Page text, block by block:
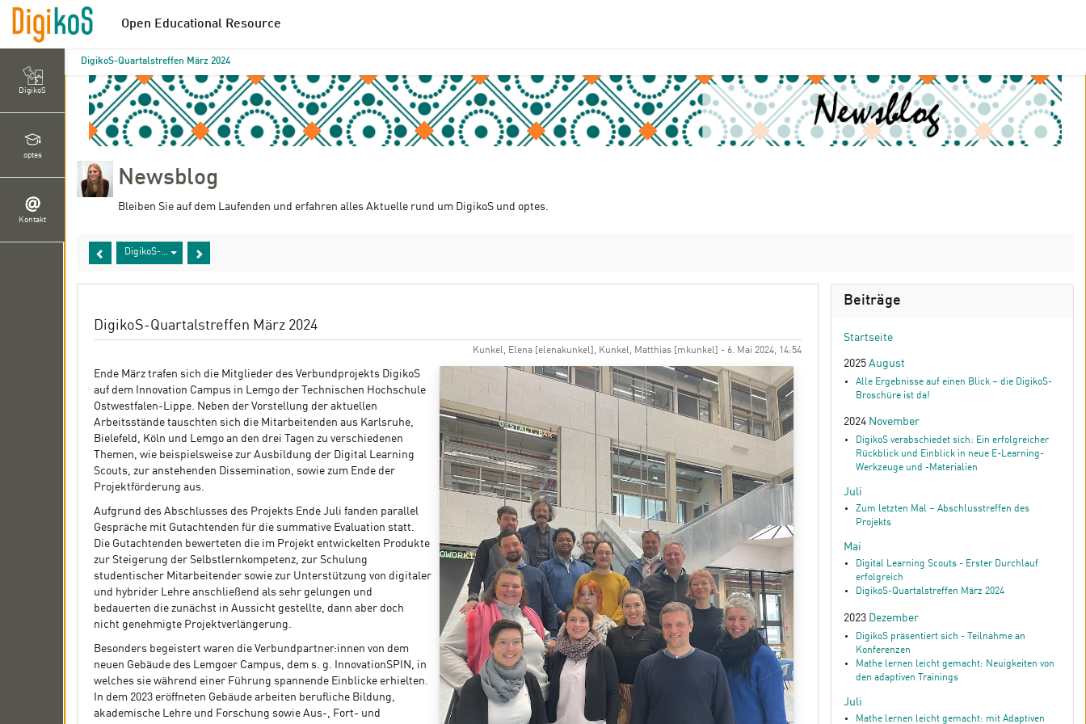
Open Educational Resource
DigikoS
optes
Kontakt
DigikoS-Quartalstreffen März 2024
Newsblog
Bleiben Sie auf dem Laufenden und erfahren alles Aktuelle rund um DigikoS und optes.
DigikoS-Quartalstreffen März 2024
DigikoS-Quartalstreffen März 2024
Kunkel, Elena [elenakunkel], Kunkel, Matthias [mkunkel] - 6. Mai 2024, 14:54
Ende März trafen sich die Mitglieder des Verbundprojekts DigikoS
auf dem Innovation Campus in Lemgo der Technischen Hochschule
Ostwestfalen-Lippe. Neben der Vorstellung der aktuellen
Arbeitsstände tauschten sich die Mitarbeitenden aus Karlsruhe,
Bielefeld, Köln und Lemgo an den drei Tagen zu verschiedenen
Themen, wie beispielsweise zur Ausbildung der Digital Learning
Scouts, zur anstehenden Dissemination, sowie zum Ende der
Projektförderung aus.
Aufgrund des Abschlusses des Projekts Ende Juli fanden parallel
Gespräche mit Gutachtenden für die summative Evaluation statt.
Die Gutachtenden bewerteten die im Projekt entwickelten Produkte
zur Steigerung der Selbstlernkompetenz, zur Schulung
studentischer Mitarbeitender sowie zur Unterstützung von digitaler
und hybrider Lehre anschließend als sehr gelungen und
bedauerten die zunächst in Aussicht gestellte, dann aber doch
nicht genehmigte Projektverlängerung.
Besonders begeistert waren die Verbundpartner:innen von dem
neuen Gebäude des Lemgoer Campus, dem s. g. InnovationSPIN, in
welches sie während einer Führung spannende Einblicke erhielten.
In dem 2023 eröffneten Gebäude arbeiten berufliche Bildung,
akademische Lehre und Forschung sowie Aus-, Fort- und
Beiträge
Startseite
2025 August
Alle Ergebnisse auf einen Blick – die DigikoS-
Broschüre ist da!
2024 November
DigikoS verabschiedet sich: Ein erfolgreicher
Rückblick und Einblick in neue E-Learning-
Werkzeuge und -Materialien
Juli
Zum letzten Mal – Abschlusstreffen des
Projekts
Mai
Digital Learning Scouts - Erster Durchlauf
erfolgreich
DigikoS-Quartalstreffen März 2024
2023 Dezember
DigikoS präsentiert sich - Teilnahme an
Konferenzen
Mathe lernen leicht gemacht: Neuigkeiten von
den adaptiven Trainings
Juli
Mathe lernen leicht gemacht: mit Adaptiven